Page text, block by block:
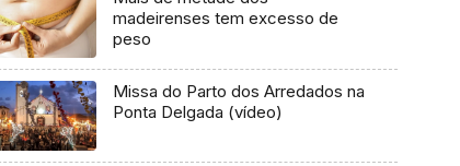
madeirenses tem excesso de
peso
Missa do Parto dos Arredados na
Ponta Delgada (vídeo)